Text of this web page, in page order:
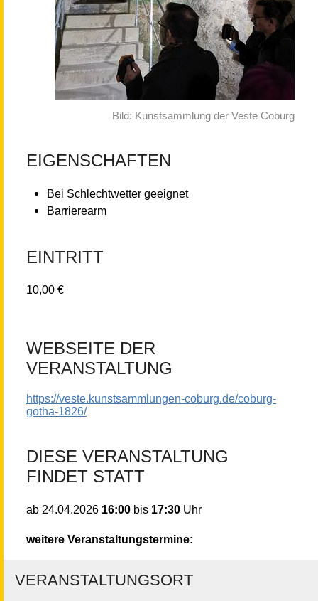
Bild: Kunstsammlung der Veste Coburg
EIGENSCHAFTEN
Bei Schlechtwetter geeignet
Barrierearm
EINTRITT
10,00 €
WEBSEITE DER
VERANSTALTUNG
https://veste.kunstsammlungen-coburg.de/coburg-
gotha-1826/
DIESE VERANSTALTUNG
FINDET STATT
ab 24.04.2026 16:00 bis 17:30 Uhr
weitere Veranstaltungstermine:
VERANSTALTUNGSORT